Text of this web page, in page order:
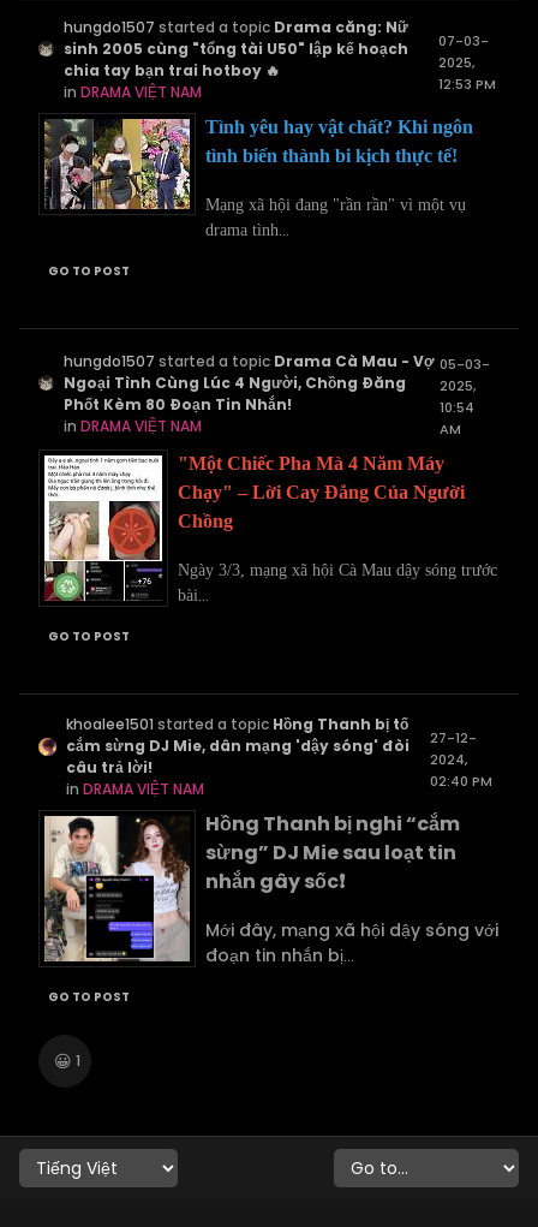
hungdo1507 started a topic Drama căng: Nữ
sinh 2005 cùng "tổng tài U50" lập kế hoạch
chia tay bạn trai hotboy 🔥
inDRAMA VIỆT NAM
07-03-
2025,
12:53 PM
Tình yêu hay vật chất? Khi ngôn
tình biến thành bi kịch thực tế!
Mạng xã hội đang "rần rần" vì một vụ
drama tình...
GO TO POST
hungdo1507 started a topic Drama Cà Mau - Vợ
Ngoại Tình Cùng Lúc 4 Người, Chồng Đăng
Phốt Kèm 80 Đoạn Tin Nhắn!
in DRAMA VIỆT NAM
05-03-
2025,
10:54
AM
"Một Chiếc Pha Mà 4 Năm Máy
Chạy" – Lời Cay Đắng Của Người
Chồng
Ngày 3/3, mạng xã hội Cà Mau dậy sóng trước
bài...
GO TO POST
khoalee1501 started a topic Hồng Thanh bị tố
cắm sừng DJ Mie, dân mạng 'dậy sóng' đòi
câu trả lời!
in DRAMA VIỆT NAM
27-12-
2024,
02:40 PM
Hồng Thanh bị nghi “cắm
sừng” DJ Mie sau loạt tin
nhắn gây sốc❗️
Mới đây, mạng xã hội dậy sóng với
đoạn tin nhắn bị...
GO TO POST
😀 1